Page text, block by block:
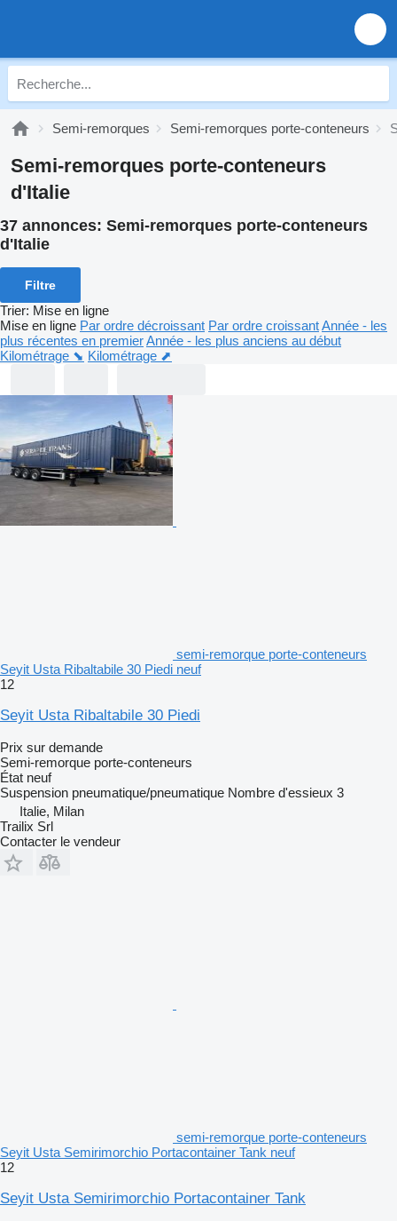
Semi-remorques Semi-remorques porte-conteneurs
Semi-remorques porte-conteneurs
d'Italie
37 annonces: Semi-remorques porte-conteneurs
d'Italie
Filtre
Trier: Mise en ligne
Mise en ligne Par ordre décroissant Par ordre croissantAnnée - les
plus récentes en premierAnnée - les plus anciens au début
Kilométrage ⬊ Kilométrage ⬈
semi-remorque porte-conteneurs
Seyit Usta Ribaltabile 30 Piedi neuf
12
Seyit Usta Ribaltabile 30 Piedi
Prix sur demande
Semi-remorque porte-conteneurs
État neuf
Suspension pneumatique/pneumatique Nombre d'essieux 3
Italie, Milan
Trailix Srl
Contacter le vendeur
semi-remorque porte-conteneurs
Seyit Usta Semirimorchio Portacontainer Tank neuf
12
Seyit Usta Semirimorchio Portacontainer Tank